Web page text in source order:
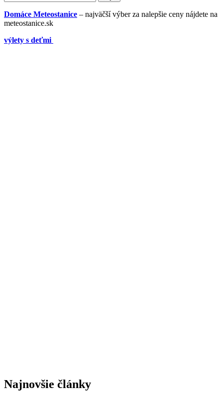
Domáce Meteostanice – najväčší výber za nalepšie ceny nájdete na
meteostanice.sk
výlety s deťmi
Najnovšie články